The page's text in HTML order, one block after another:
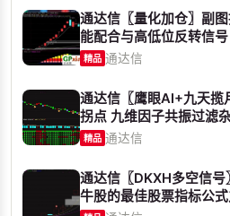
通达信〖量化加仓〗副
能配合与高低位反转信
精品 通达信
通达信〖鹰眼AI+九天揽
拐点 九维因子共振过滤
精品 通达信
通达信〖DKXH多空信
牛股的最佳股票指标公